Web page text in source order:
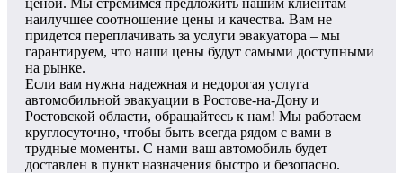
ценой. Мы стремимся предложить нашим клиентам
наилучшее соотношение цены и качества. Вам не
придется переплачивать за услуги эвакуатора – мы
гарантируем, что наши цены будут самыми доступными
на рынке.
Если вам нужна надежная и недорогая услуга
автомобильной эвакуации в Ростове-на-Дону и
Ростовской области, обращайтесь к нам! Мы работаем
круглосуточно, чтобы быть всегда рядом с вами в
трудные моменты. С нами ваш автомобиль будет
доставлен в пункт назначения быстро и безопасно.